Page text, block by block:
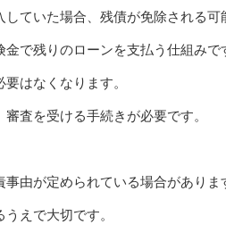
ていた場合、残債が免除される可
で残りのローンを支払う仕組みで
はなくなります。
査を受ける手続きが必要です。
由が定められている場合がありま
えで大切です。